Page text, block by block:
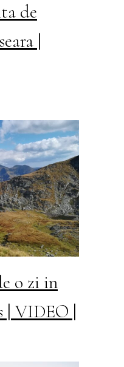
de
|
o zi in
| VIDEO |